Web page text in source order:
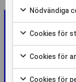
Nödvändiga
Markera
för
samtycka
till
användning
av
Cookies för
Markera
för
samtycka
Cookies för
Markera
för Cookies för